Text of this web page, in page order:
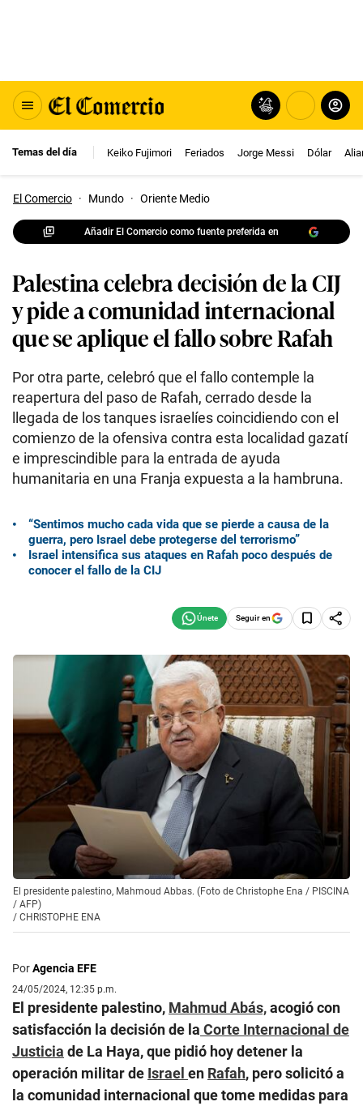
Temas del día Keiko Fujimori Feriados Jorge Messi Dólar
El Comercio · Mundo · Oriente Medio
Añadir El Comercio como fuente preferida en
Palestina celebra decisión de la CIJ
y pide a comunidad internacional
que se aplique el fallo sobre Rafah
Por otra parte, celebró que el fallo contemple la
reapertura del paso de Rafah, cerrado desde la
llegada de los tanques israelíes coincidiendo con el
comienzo de la ofensiva contra esta localidad gazatí
e imprescindible para la entrada de ayuda
humanitaria en una Franja expuesta a la hambruna.
“Sentimos mucho cada vida que se pierde a causa de la
guerra, pero Israel debe protegerse del terrorismo”
Israel intensifica sus ataques en Rafah poco después de
conocer el fallo de la CIJ
Seguir en
El presidente palestino, Mahmoud Abbas. (Foto de Christophe Ena / PISCINA
/ AFP)
/ CHRISTOPHE ENA
PorAgencia EFE
24/05/2024, 12:35 p.m.
El presidente palestino, Mahmud Abás,acogió con
satisfacción la decisión de la Corte Internacional de
Justicia de La Haya, que pidió hoy detener la
operación militar de Israel en Rafah, pero solicitó a
la comunidad internacional que tome medidas para